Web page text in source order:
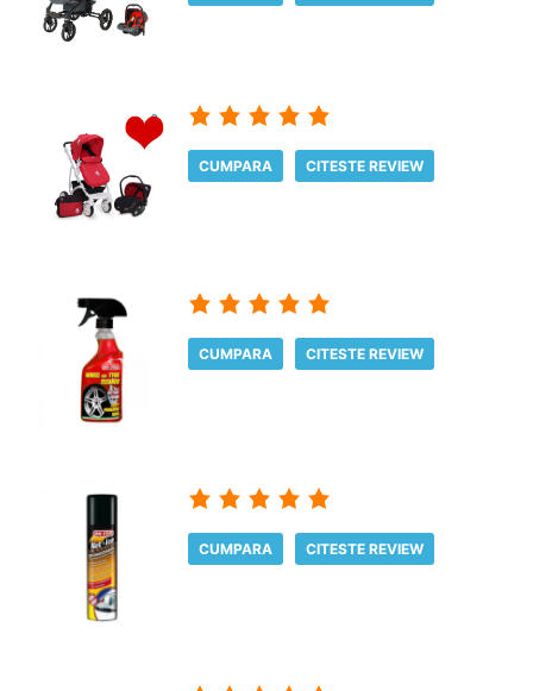
CUMPARA CITESTE REVIEW
CUMPARA CITESTE REVIEW
CUMPARA CITESTE REVIEW